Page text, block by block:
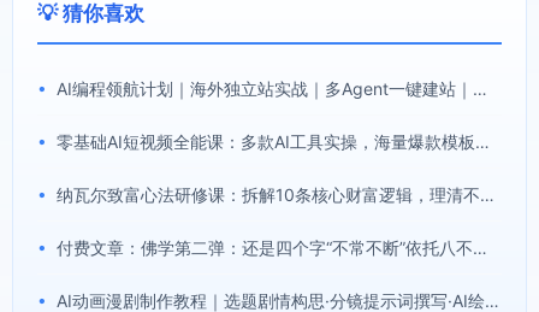
💡 猜你喜欢
• AI编程领航计划｜海外独立站实战｜多Agent一键建站｜站点开发测试｜冷启动引流｜数据复盘｜出海变现完整教程
• 零基础AI短视频全能课：多款AI工具实操，海量爆款模板搭配剪辑带货全流程
• 纳瓦尔致富心法研修课：拆解10条核心财富逻辑，理清不靠内卷实现被动收入的成长路径
• 付费文章：佛学第二弹：还是四个字“不常不断”依托八不偈解读无我因果连续之理
• AI动画漫剧制作教程｜选题剧情构思·分镜提示词撰写·AI绘图配音·2D动画制作·剪映实操完成完整漫剧成片